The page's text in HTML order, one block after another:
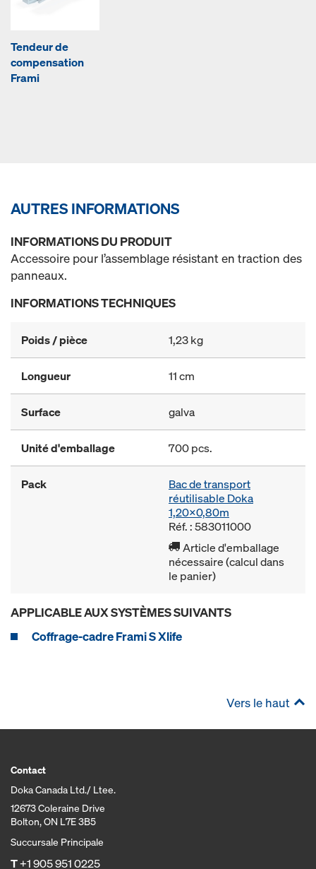
Tendeur de
compensation
Frami
AUTRES INFORMATIONS
INFORMATIONS DU PRODUIT
Accessoire pour l’assemblage résistant en traction des
panneaux.
INFORMATIONS TECHNIQUES
Poids / pièce 1,23 kg
Longueur 11 cm
Surface galva
Unité d'emballage 700 pcs.
Pack
Bac de transport
réutilisable Doka
1,20x0,80m
Réf. : 583011000
Article d'emballage
nécessaire (calcul dans
le panier)
APPLICABLE AUX SYSTÈMES SUIVANTS
Coffrage-cadre Frami S Xlife
Vers le haut
Contact
Doka Canada Ltd./ Ltee.
12673 Coleraine Drive
Bolton, ON L7E 3B5
Succursale Principale
T+1 905 951 0225